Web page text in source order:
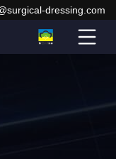
dressing.com